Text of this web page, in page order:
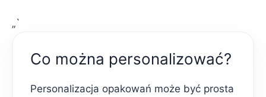
„`
Co można personalizować?
Personalizacja opakowań może być prosta